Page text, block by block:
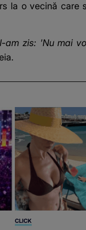
la o vecină care
zis: 'Nu mai
CLICK